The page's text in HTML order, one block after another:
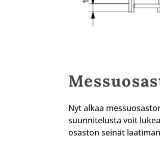
Nyt alkaa
suunnitelusta voit
osaston seinät